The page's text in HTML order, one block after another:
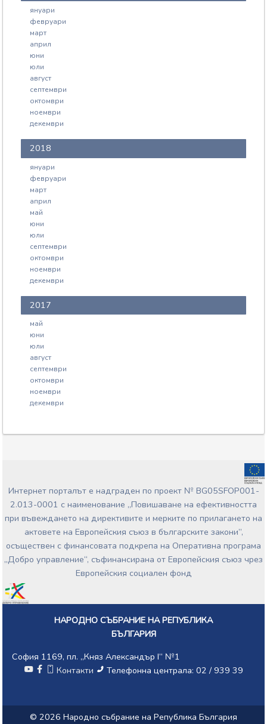
януари
февруари
март
април
юни
юли
август
септември
октомври
ноември
декември
2018
януари
февруари
март
април
май
юни
юли
септември
октомври
ноември
декември
2017
май
юни
юли
август
септември
октомври
ноември
декември
Интернет порталът е надграден по проект № BG05SFOP001-
2.013-0001 с наименование „Повишаване на ефективността
при въвеждането на директивите и мерките по прилагането на
актовете на Европейския съюз в българските закони”,
осъществен с финансовата подкрепа на Оперативна програма
„Добро управление“, съфинансирана от Европейския съюз чрез
Европейския социален фонд
НАРОДНО СЪБРАНИЕ НА РЕПУБЛИКА
БЪЛГАРИЯ
София 1169, пл. „Княз Александър I“ №1
Контакти
Телефонна централа: 02 / 939 39
© 2026 Народно събрание на Република България